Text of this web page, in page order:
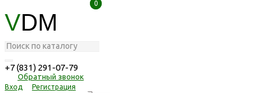
VDM
+7 (831) 291-07-79
Обратный звонок
Вход Регистрация
0
0